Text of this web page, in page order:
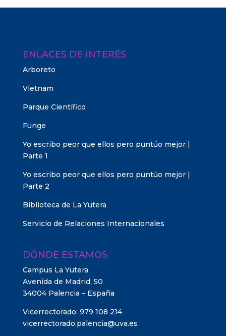
ENLACES DE INTERÉS
Arboreto
Vietnam
Parque Científico
Funge
Yo escribo peor que ellos pero puntúo mejor |
Parte 1
Yo escribo peor que ellos pero puntúo mejor |
Parte 2
Biblioteca de La Yutera
Servicio de Relaciones Internacionales
DÓNDE ESTAMOS
Campus La Yutera
Avenida de Madrid, 50
34004 Palencia – España
Vicerrectorado: 979 108 214
vicerrectorado.palencia@uva.es